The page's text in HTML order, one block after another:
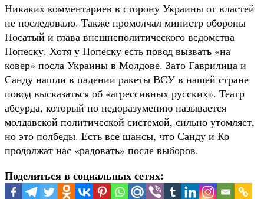
Никаких комментариев в сторону Украины от властей
не последовало. Также промолчал министр обороны
Носатый и глава внешнеполитического ведомства
Попеску. Хотя у Попеску есть повод вызвать «на
ковер» посла Украины в Молдове. Зато Гаврилица и
Санду нашли в падении ракеты ВСУ в нашей стране
повод высказаться об «агрессивных русских». Театр
абсурда, который по недоразумению называется
молдавской политической системой, сильно утомляет,
но это полбеды. Есть все шансы, что Санду и Ко
продолжат нас «радовать» после выборов.
Поделиться в социальных сетях: